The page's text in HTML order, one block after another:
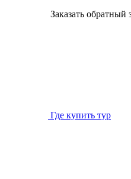
Заказать обратный
Где купить тур